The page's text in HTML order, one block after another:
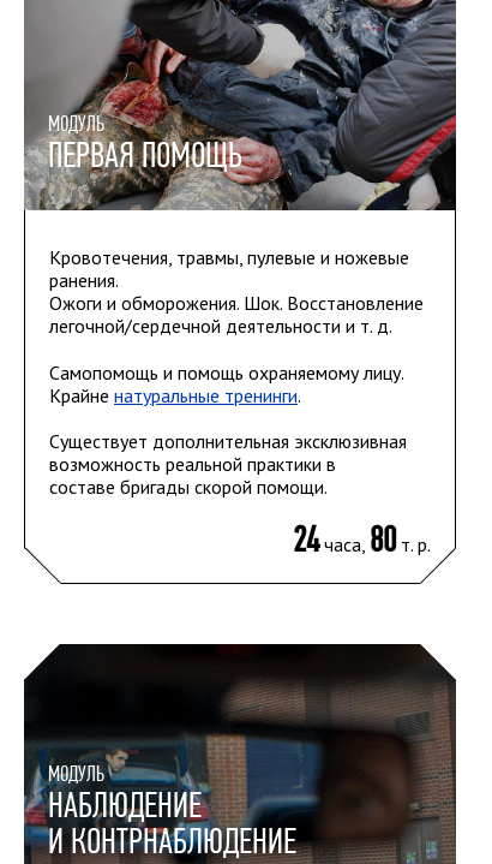
МОДУЛЬ
ПЕРВАЯ ПОМОЩЬ
Кровотечения, травмы, пулевые и ножевые
ранения.
Ожоги и обморожения. Шок. Восстановление
легочной/сердечной деятельности и т. д.
Самопомощь и помощь охраняемому лицу.
Крайне натуральные тренинги.
Существует дополнительная эксклюзивная
возможность реальной практики в
составе бригады скорой помощи.
24часа, 80т. р.
МОДУЛЬ
НАБЛЮДЕНИЕ
И КОНТРНАБЛЮДЕНИЕ